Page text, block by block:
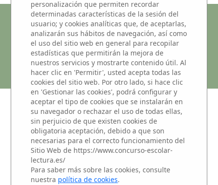
Microrrelatos
Participantes del centros educativo
SIERRA DE GUADARRAMA
NIVEL 3: Alumnos de 1 y 2 de
BACHILLERATO
Haz clic sobre el nombre del alumno para
escuchar su Microrrelato.
personalización que permiten recordar
determinadas características de la sesión del
usuario; y cookies analíticas que, de aceptarlas,
analizarán sus hábitos de navegación, así como
el uso del sitio web en general para recopilar
estadísticas que permitirán la mejora de
nuestros servicios y mostrarte contenido útil. Al
hacer clic en 'Permitir', usted acepta todas las
cookies del sitio web. Por otro lado, si hace clic
en 'Gestionar las cookies', podrá configurar y
aceptar el tipo de cookies que se instalarán en
su navegador o rechazar el uso de todas ellas,
sin perjuicio de que existen cookies de
obligatoria aceptación, debido a que son
necesarias para el correcto funcionamiento del
Sitio Web de https://www.concurso-escolar-
lectura.es/
Para saber más sobre las cookies, consulte
nuestra política de cookies.